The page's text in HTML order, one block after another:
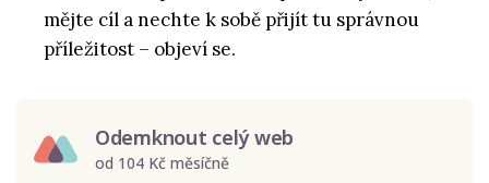
mějte cíl a nechte k sobě přijít tu správnou
příležitost – objeví se.
Odemknout celý web
od 104 Kč měsíčně